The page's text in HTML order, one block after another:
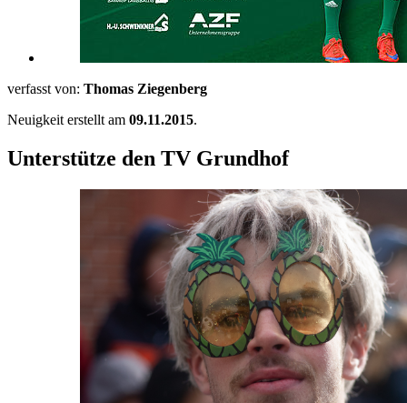
verfasst von: Thomas Ziegenberg
Neuigkeit erstellt am 09.11.2015.
Unterstütze den TV Grundhof